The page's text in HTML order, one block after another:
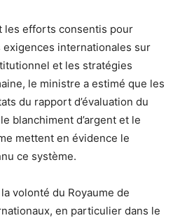
les efforts consentis pour
internationales sur
et les stratégies
le ministre a estimé que les
du rapport d’évaluation du
blanchiment d’argent et le
mettent en évidence le
ce système.
volonté du Royaume de
en particulier dans le